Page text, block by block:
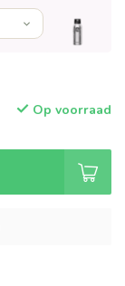
Op voorraad